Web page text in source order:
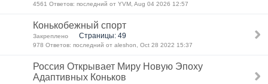
4561 Ответов: последний от YVM, Aug 04 2026 12:57
Конькобежный спорт
Закреплено Страницы: 49
978 Ответов: последний от aleshon, Oct 28 2022 15:37
Россия Открывает Миру Новую Эпоху
Адаптивных Коньков